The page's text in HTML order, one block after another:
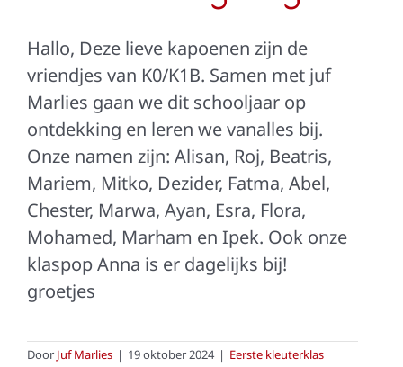
Hallo, Deze lieve kapoenen zijn de
vriendjes van K0/K1B. Samen met juf
Marlies gaan we dit schooljaar op
ontdekking en leren we vanalles bij.
Onze namen zijn: Alisan, Roj, Beatris,
Mariem, Mitko, Dezider, Fatma, Abel,
Chester, Marwa, Ayan, Esra, Flora,
Mohamed, Marham en Ipek. Ook onze
klaspop Anna is er dagelijks bij!
groetjes
Door Juf Marlies | 19 oktober 2024 | Eerste kleuterklas